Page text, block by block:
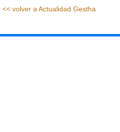
<< volver a Actualidad Gestha